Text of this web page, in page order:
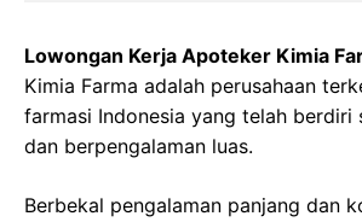
Lowongan Kerja Apoteker Kimia
Kimia Farma adalah perusahaan
farmasi Indonesia yang telah berdiri
dan berpengalaman luas.
Berbekal pengalaman panjang dan